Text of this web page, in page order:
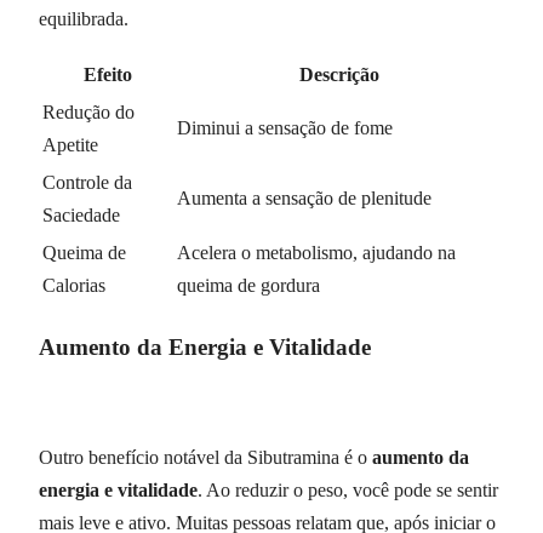
equilibrada.
Efeito
Descrição
Redução do
Apetite
Diminui a sensação de fome
Controle da
Saciedade
Aumenta a sensação de plenitude
Queima de
Calorias
Acelera o metabolismo, ajudando na
queima de gordura
Aumento da Energia e Vitalidade
Outro benefício notável da Sibutramina é o aumento da
energia e vitalidade. Ao reduzir o peso, você pode se sentir
mais leve e ativo. Muitas pessoas relatam que, após iniciar o